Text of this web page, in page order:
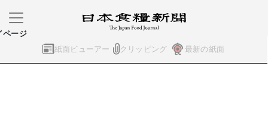
紙面ビューアー クリッピング 最新の紙面
ページ